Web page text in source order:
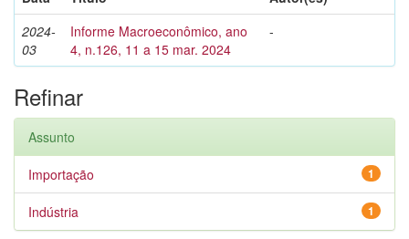
2024-
03
Informe Macroeconômico, ano
4, n.126, 11 a 15 mar. 2024
-
Refinar
Assunto
1
Importação
1
Indústria